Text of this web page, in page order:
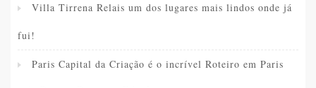
Villa Tirrena Relais um dos lugares mais lindos onde já
fui!
Paris Capital da Criação é o incrível Roteiro em Paris